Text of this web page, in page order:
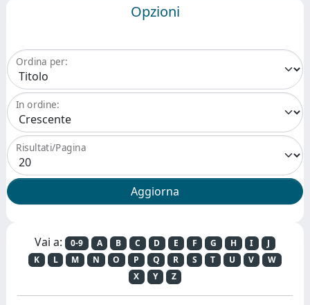
Opzioni
Ordina per:
In ordine:
Risultati/Pagina
Vai a: 0-9 A B C D E F G H I
J
K
L M N O P Q R S T U V
W
X
Y Z